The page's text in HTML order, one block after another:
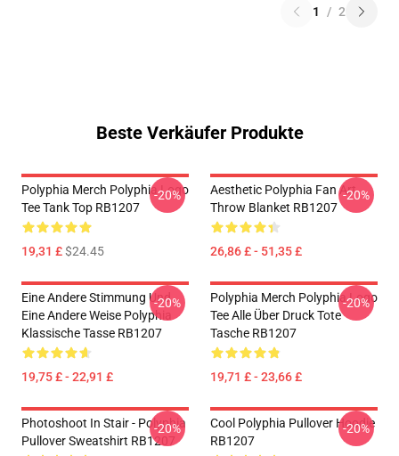
1 / 2
Beste Verkäufer Produkte
Polyphia Merch Polyphia Logo
Tee Tank Top RB1207
19,31 £$24.45
-20%
Aesthetic Polyphia Fan Art
Throw Blanket RB1207
26,86 £ - 51,35 £
-20%
Eine Andere Stimmung Und
Eine Andere Weise Polyphia
Klassische Tasse RB1207
19,75 £ - 22,91 £
-20%
Polyphia Merch Polyphia Logo
Tee Alle Über Druck Tote
Tasche RB1207
19,71 £ - 23,66 £
-20%
Photoshoot In Stair - Polyphia
Pullover Sweatshirt RB1207
-20%
Cool Polyphia Pullover Hoodie
RB1207
-20%